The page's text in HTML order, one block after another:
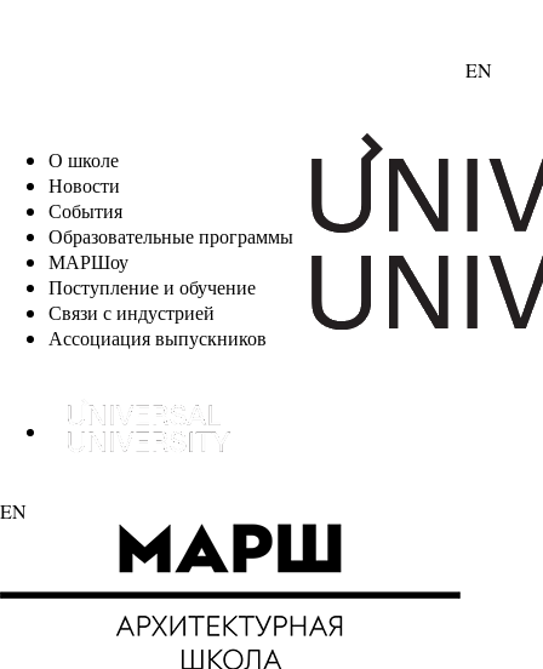
EN
О школе
Новости
События
Образовательные программы
МАРШоу
Поступление и обучение
Связи с индустрией
Ассоциация выпускников
EN